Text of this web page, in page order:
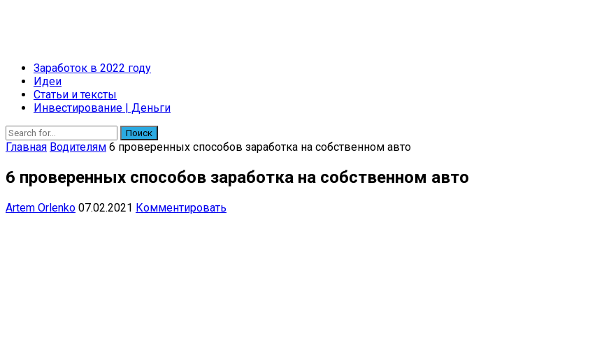
Заработок в 2022 году
Идеи
Статьи и тексты
Инвестирование | Деньги
Поиск
Главная Водителям 6 проверенных способов заработка на собственном авто
6 проверенных способов заработка на собственном авто
Artem Orlenko 07.02.2021 Комментировать